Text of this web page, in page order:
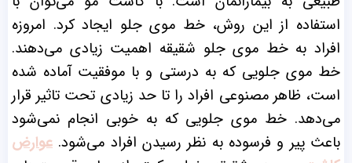
استفاده از این روش، خط موی جلو ایجاد کرد. امروزه
افراد به خط موی جلو شقیقه اهمیت زیادی می‌دهند.
خط موی جلویی که به درستی و با موفقیت آماده شده
است، ظاهر مصنوعی افراد را تا حد زیادی تحت تاثیر قرار
می‌دهد. خط موی جلویی که به خوبی انجام نمی‌شود
باعث پیر و فرسوده به نظر رسیدن افراد می‌شود. عوارض